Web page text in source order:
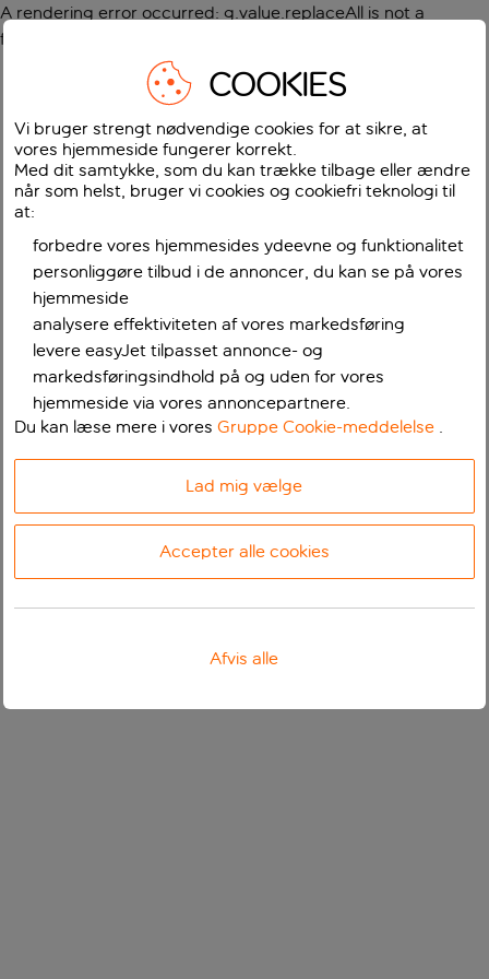
A rendering error occurred: g.value.replaceAll is not a
function
COOKIES
Vi bruger strengt nødvendige cookies for at sikre, at
vores hjemmeside fungerer korrekt.
Med dit samtykke, som du kan trække tilbage eller ændre
når som helst, bruger vi cookies og cookiefri teknologi til
at:
forbedre vores hjemmesides ydeevne og funktionalitet
personliggøre tilbud i de annoncer, du kan se på vores
hjemmeside
analysere effektiviteten af vores markedsføring
levere easyJet tilpasset annonce- og
markedsføringsindhold på og uden for vores
hjemmeside via vores annoncepartnere.
Du kan læse mere i voresGruppe Cookie-meddelelse .
Lad mig vælge
Accepter alle cookies
Afvis alle